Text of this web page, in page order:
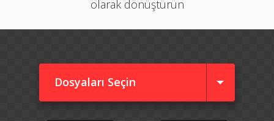
olarak dönüştürün
Dosyaları Seçin